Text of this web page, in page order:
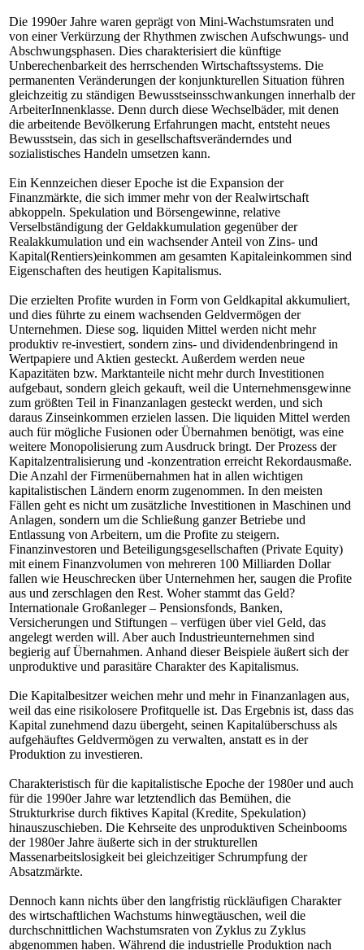
Die 1990er Jahre waren geprägt von Mini-Wachstumsraten und
von einer Verkürzung der Rhythmen zwischen Aufschwungs- und
Abschwungsphasen. Dies charakterisiert die künftige
Unberechenbarkeit des herrschenden Wirtschaftssystems. Die
permanenten Veränderungen der konjunkturellen Situation führen
gleichzeitig zu ständigen Bewusstseinsschwankungen innerhalb der
ArbeiterInnenklasse. Denn durch diese Wechselbäder, mit denen
die arbeitende Bevölkerung Erfahrungen macht, entsteht neues
Bewusstsein, das sich in gesellschaftsveränderndes und
sozialistisches Handeln umsetzen kann.
Ein Kennzeichen dieser Epoche ist die Expansion der
Finanzmärkte, die sich immer mehr von der Realwirtschaft
abkoppeln. Spekulation und Börsengewinne, relative
Verselbständigung der Geldakkumulation gegenüber der
Realakkumulation und ein wachsender Anteil von Zins- und
Kapital(Rentiers)einkommen am gesamten Kapitaleinkommen sind
Eigenschaften des heutigen Kapitalismus.
Die erzielten Profite wurden in Form von Geldkapital akkumuliert,
und dies führte zu einem wachsenden Geldvermögen der
Unternehmen. Diese sog. liquiden Mittel werden nicht mehr
produktiv re-investiert, sondern zins- und dividendenbringend in
Wertpapiere und Aktien gesteckt. Außerdem werden neue
Kapazitäten bzw. Marktanteile nicht mehr durch Investitionen
aufgebaut, sondern gleich gekauft, weil die Unternehmensgewinne
zum größten Teil in Finanzanlagen gesteckt werden, und sich
daraus Zinseinkommen erzielen lassen. Die liquiden Mittel werden
auch für mögliche Fusionen oder Übernahmen benötigt, was eine
weitere Monopolisierung zum Ausdruck bringt. Der Prozess der
Kapitalzentralisierung und -konzentration erreicht Rekordausmaße.
Die Anzahl der Firmenübernahmen hat in allen wichtigen
kapitalistischen Ländern enorm zugenommen. In den meisten
Fällen geht es nicht um zusätzliche Investitionen in Maschinen und
Anlagen, sondern um die Schließung ganzer Betriebe und
Entlassung von Arbeitern, um die Profite zu steigern.
Finanzinvestoren und Beteiligungsgesellschaften (Private Equity)
mit einem Finanzvolumen von mehreren 100 Milliarden Dollar
fallen wie Heuschrecken über Unternehmen her, saugen die Profite
aus und zerschlagen den Rest. Woher stammt das Geld?
Internationale Großanleger – Pensionsfonds, Banken,
Versicherungen und Stiftungen – verfügen über viel Geld, das
angelegt werden will. Aber auch Industrieunternehmen sind
begierig auf Übernahmen. Anhand dieser Beispiele äußert sich der
unproduktive und parasitäre Charakter des Kapitalismus.
Die Kapitalbesitzer weichen mehr und mehr in Finanzanlagen aus,
weil das eine risikolosere Profitquelle ist. Das Ergebnis ist, dass das
Kapital zunehmend dazu übergeht, seinen Kapitalüberschuss als
aufgehäuftes Geldvermögen zu verwalten, anstatt es in der
Produktion zu investieren.
Charakteristisch für die kapitalistische Epoche der 1980er und auch
für die 1990er Jahre war letztendlich das Bemühen, die
Strukturkrise durch fiktives Kapital (Kredite, Spekulation)
hinauszuschieben. Die Kehrseite des unproduktiven Scheinbooms
der 1980er Jahre äußerte sich in der strukturellen
Massenarbeitslosigkeit bei gleichzeitiger Schrumpfung der
Absatzmärkte.
Dennoch kann nichts über den langfristig rückläufigen Charakter
des wirtschaftlichen Wachstums hinwegtäuschen, weil die
durchschnittlichen Wachstumsraten von Zyklus zu Zyklus
abgenommen haben. Während die industrielle Produktion nach